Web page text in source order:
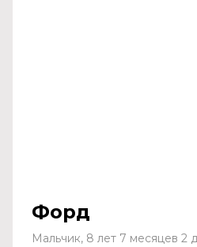
Форд
Мальчик, 8 лет 7 месяцев 2